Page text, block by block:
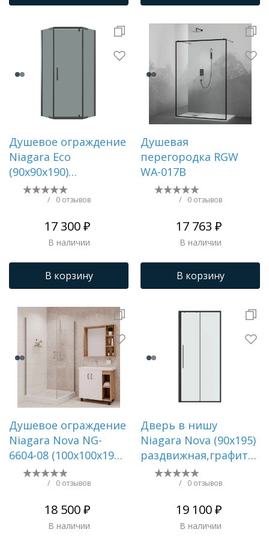
Душевое ограждение
Niagara Eco
(90х90х190)
трапеция,распашное,черный,стекло
тонированное,1
/ 0 отзывов
17 300 ₽
В наличии
В корзину
Душевая
перегородка RGW
WA-017B
/ 0 отзывов
17 763 ₽
В наличии
В корзину
Душевое ограждение
Niagara Nova NG-
6604-08 (100х100х190)
квадрат,хром,двери
распашные,стекло
/ 0 отзывов
18 500 ₽
В наличии
Дверь в нишу
Niagara Nova (90х195)
прозрачное,1 место
NG-34-9AGR
/ 0 отзывов
19 100 ₽
В наличии